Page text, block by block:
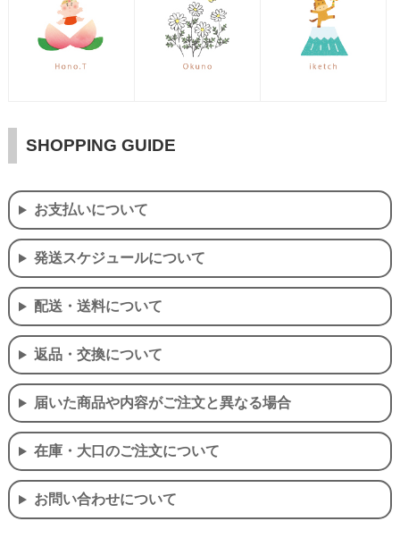
SHOPPING GUIDE
お支払いについて
発送スケジュールについて
配送・送料について
返品・交換について
届いた商品や内容がご注文と異なる場合
在庫・大口のご注文について
お問い合わせについて